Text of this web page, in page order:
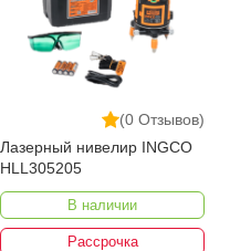
(0 Отзывов)
Лазерный нивелир INGCO
HLL305205
В наличии
Рассрочка